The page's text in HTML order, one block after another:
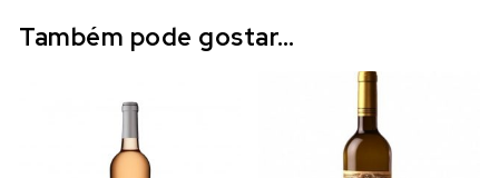
Também pode gostar…